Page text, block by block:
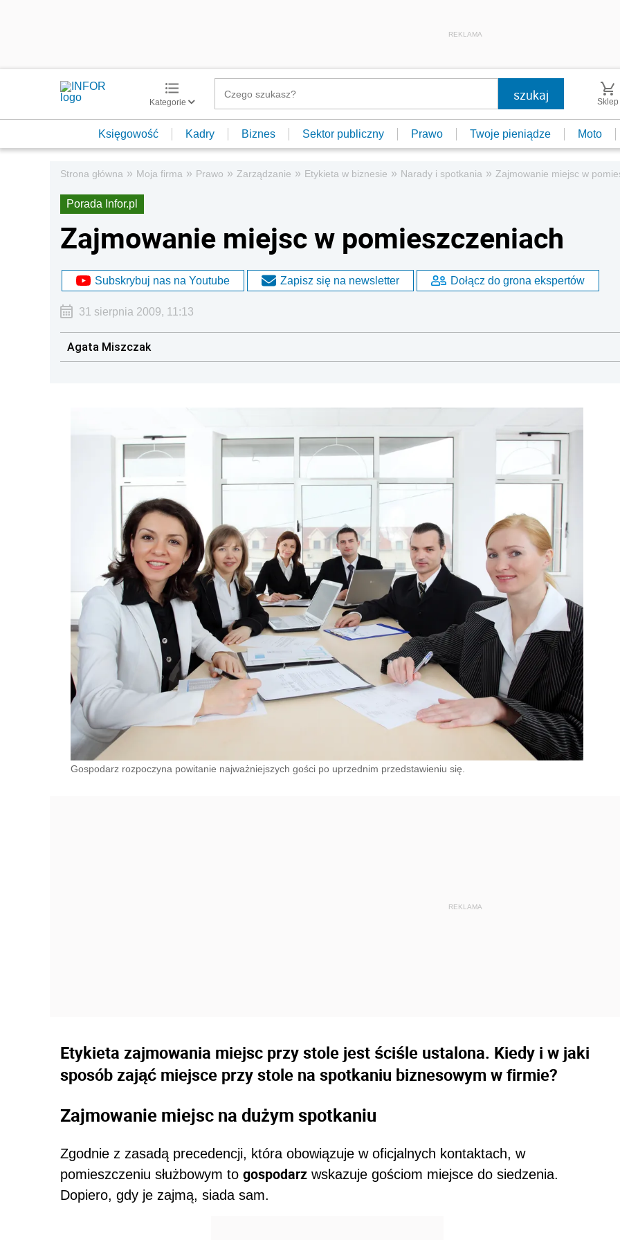
REKLAMA
Kategorie Sklep
Księgowość Kadry Biznes Sektor publiczny Prawo Twoje pieniądze Moto
Strona główna » Moja firma » Prawo » Zarządzanie » Etykieta w biznesie » Narady i spotkania » Zajmowanie miejsc w
Porada Infor.pl
Zajmowanie miejsc w pomieszczeniach
Subskrybuj nas na Youtube Zapisz się na newsletter Dołącz do grona ekspertów
31 sierpnia 2009, 11:13
Agata Miszczak
Gospodarz rozpoczyna powitanie najważniejszych gości po uprzednim przedstawieniu się.
Etykieta zajmowania miejsc przy stole jest ściśle ustalona. Kiedy i w jaki
sposób zająć miejsce przy stole na spotkaniu biznesowym w firmie?
Zajmowanie miejsc na dużym spotkaniu
Zgodnie z zasadą precedencji, która obowiązuje w oficjalnych kontaktach, w
pomieszczeniu służbowym to gospodarz wskazuje gościom miejsce do siedzenia.
Dopiero, gdy je zajmą, siada sam.